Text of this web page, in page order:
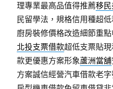
理專業最高品值得推薦移
民留學法，規格信用種超
廚房裝修價格改造細節重
北投支票借款超低支票貼
款更優惠方案形象蘆洲當舖
方案誠信經營汽車借款老